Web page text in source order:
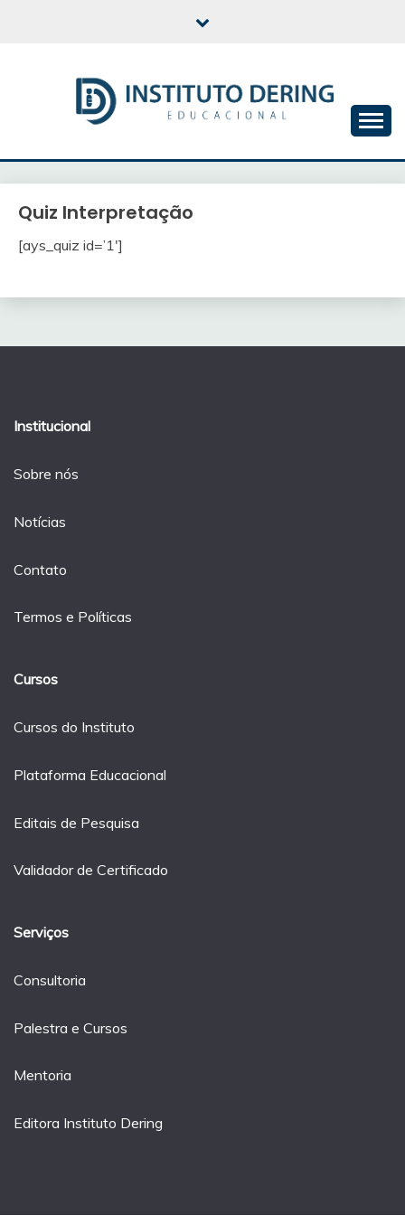
INSTITUTO DERING
EDUCACIONAL
Quiz Interpretação
[ays_quiz id=’1′]
Institucional
Sobre nós
Notícias
Contato
Termos e Políticas
Cursos
Cursos do Instituto
Plataforma Educacional
Editais de Pesquisa
Validador de Certificado
Serviços
Consultoria
Palestra e Cursos
Mentoria
Editora Instituto Dering